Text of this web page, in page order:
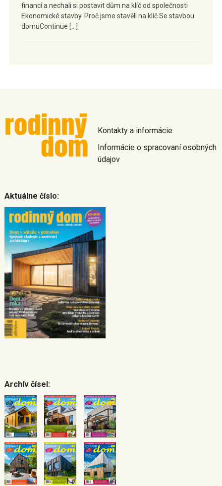
financí a nechali si postavit dům na klíč od společnosti
Ekonomické stavby. Proč jsme stavěli na klíč Se stavbou
domuContinue […]
Kontakty a informácie
Informácie o spracovaní osobných
údajov
Aktuálne číslo:
Archív čísel: